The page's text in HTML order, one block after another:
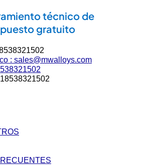
técnico de
gratuito
: sales@mwalloys.com